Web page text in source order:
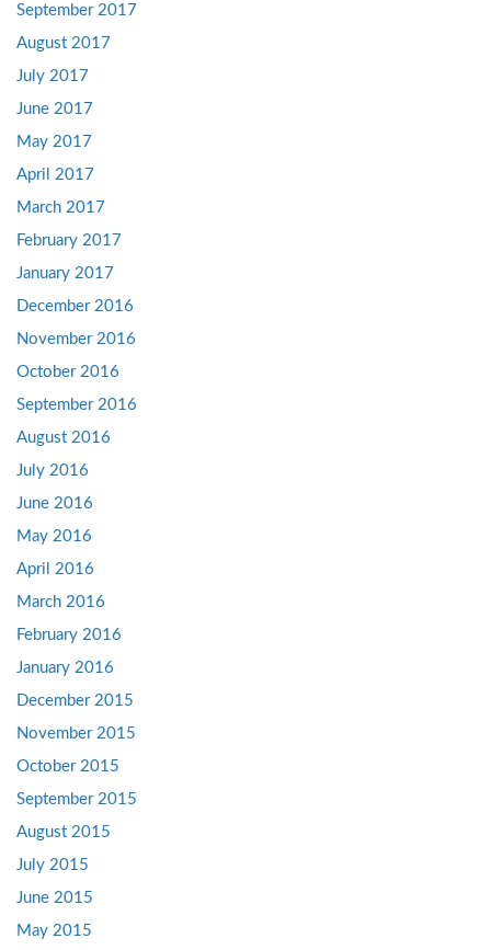
September 2017
August 2017
July 2017
June 2017
May 2017
April 2017
March 2017
February 2017
January 2017
December 2016
November 2016
October 2016
September 2016
August 2016
July 2016
June 2016
May 2016
April 2016
March 2016
February 2016
January 2016
December 2015
November 2015
October 2015
September 2015
August 2015
July 2015
June 2015
May 2015